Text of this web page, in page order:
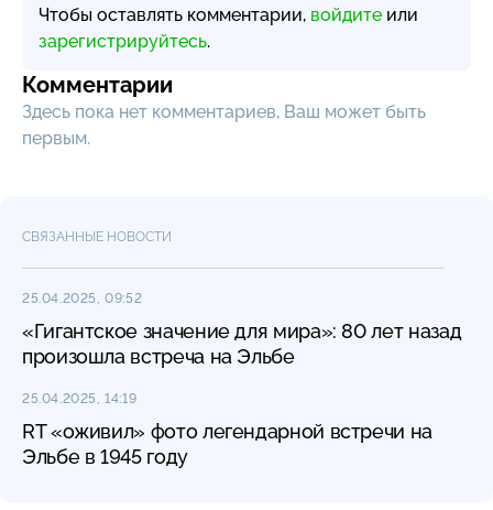
Чтобы оставлять комментарии, войдите или
зарегистрируйтесь.
Комментарии
Здесь пока нет комментариев, Ваш может быть
первым.
СВЯЗАННЫЕ НОВОСТИ
25.04.2025, 09:52
«Гигантское значение для мира»: 80 лет назад
произошла встреча на Эльбе
25.04.2025, 14:19
RT «оживил» фото легендарной встречи на
Эльбе в 1945 году